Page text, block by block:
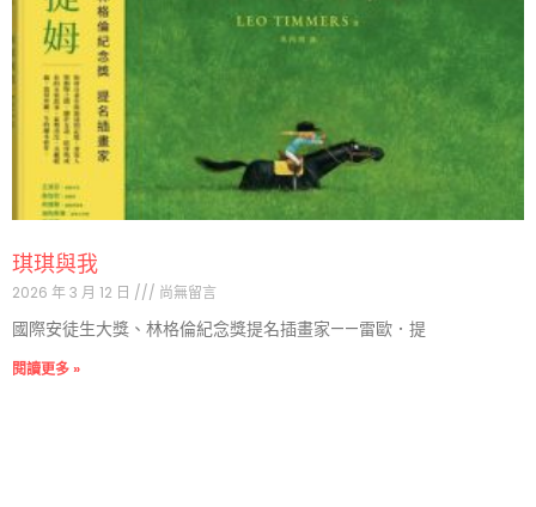
琪琪與我
2026 年 3 月 12 日 尚無留言
國際安徒生大獎、林格倫紀念獎提名插畫家——雷歐．提
閱讀更多 »